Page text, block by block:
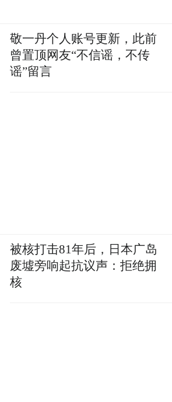
敬一丹个人账号更新，此前
曾置顶网友“不信谣，不传
谣”留言
被核打击81年后，日本广岛
废墟旁响起抗议声：拒绝拥
核